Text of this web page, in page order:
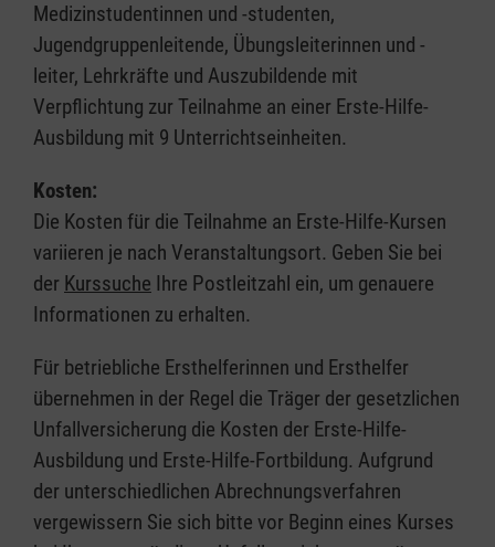
Medizinstudentinnen und -studenten,
Jugendgruppenleitende, Übungsleiterinnen und -
leiter, Lehrkräfte und Auszubildende mit
Verpflichtung zur Teilnahme an einer Erste-Hilfe-
Ausbildung mit 9 Unterrichtseinheiten.
Kosten:
Die Kosten für die Teilnahme an Erste-Hilfe-Kursen
variieren je nach Veranstaltungsort. Geben Sie bei
der Kurssuche Ihre Postleitzahl ein, um genauere
Informationen zu erhalten.
Für betriebliche Ersthelferinnen und Ersthelfer
übernehmen in der Regel die Träger der gesetzlichen
Unfallversicherung die Kosten der Erste-Hilfe-
Ausbildung und Erste-Hilfe-Fortbildung. Aufgrund
der unterschiedlichen Abrechnungsverfahren
vergewissern Sie sich bitte vor Beginn eines Kurses